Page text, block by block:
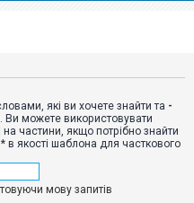
які ви хочете знайти та -
Ви можете використовувати
на частини, якщо потрібно знайти
в якості шаблона для часткового
мову запитів